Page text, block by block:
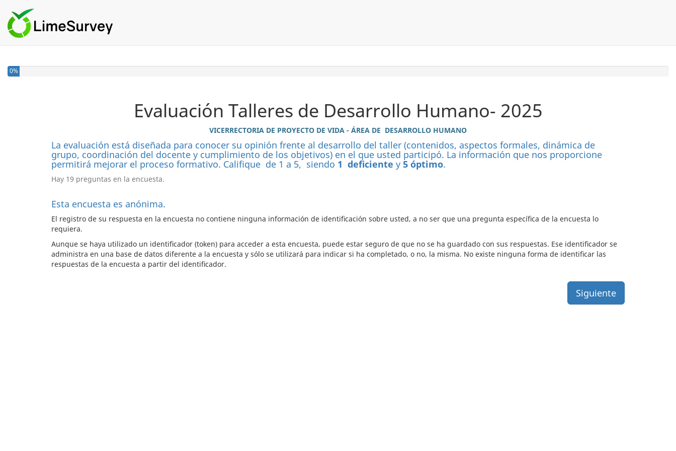
You have completed 0% of this survey
0%
Evaluación Talleres de Desarrollo Humano- 2025
VICERRECTORIA DE PROYECTO DE VIDA - ÁREA DE DESARROLLO HUMANO
La evaluación está diseñada para conocer su opinión frente al desarrollo del taller (contenidos, aspectos formales, dinámica de
grupo, coordinación del docente y cumplimiento de los objetivos) en el que usted participó. La información que nos proporcione
permitirá mejorar el proceso formativo. Califique de 1 a 5, siendo 1 deficiente y 5 óptimo.
Hay 19 preguntas en la encuesta.
Esta encuesta es anónima.
El registro de su respuesta en la encuesta no contiene ninguna información de identificación sobre usted, a no ser que una pregunta específica de la encuesta lo
requiera.
Aunque se haya utilizado un identificador (token) para acceder a esta encuesta, puede estar seguro de que no se ha guardado con sus respuestas. Ese identificador se
administra en una base de datos diferente a la encuesta y sólo se utilizará para indicar si ha completado, o no, la misma. No existe ninguna forma de identificar las
respuestas de la encuesta a partir del identificador.
Siguiente